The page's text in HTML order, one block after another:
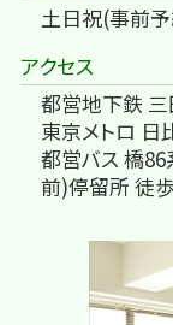
土日祝(事前
アクセス
都営地下鉄 三
東京メトロ 日
都営バス 橋
前)停留所 徒